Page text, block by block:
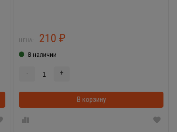
В корзинке
ЦЕНА: 210 ₽
В наличии
- +
В корзину